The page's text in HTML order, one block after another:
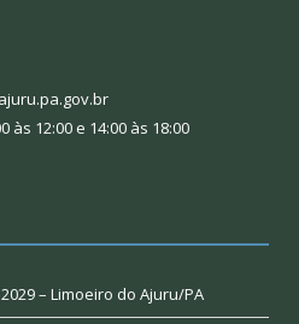
12:00 e 14:00 às 18:00
– Limoeiro do Ajuru/PA